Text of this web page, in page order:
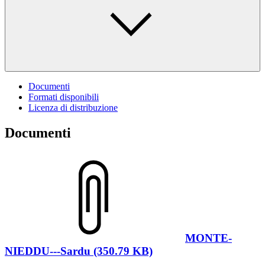
Documenti
Formati disponibili
Licenza di distribuzione
Documenti
MONTE-
NIEDDU---Sardu (350.79 KB)